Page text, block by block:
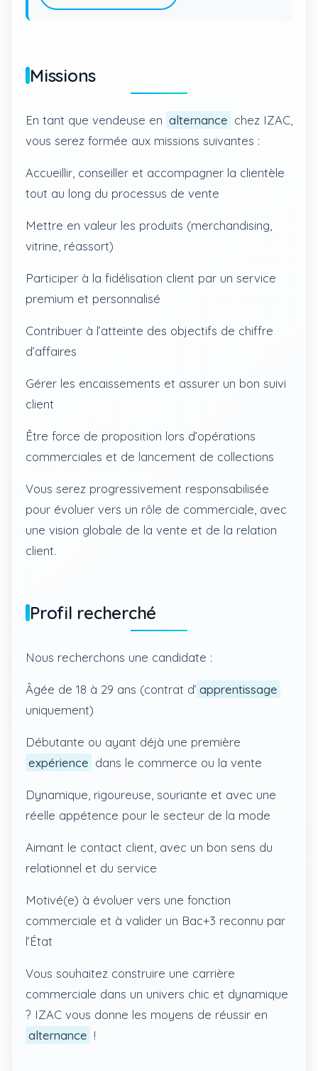
Missions
En tant que vendeuse en alternance chez IZAC,
vous serez formée aux missions suivantes :
Accueillir, conseiller et accompagner la clientèle
tout au long du processus de vente
Mettre en valeur les produits (merchandising,
vitrine, réassort)
Participer à la fidélisation client par un service
premium et personnalisé
Contribuer à l’atteinte des objectifs de chiffre
d’affaires
Gérer les encaissements et assurer un bon suivi
client
Être force de proposition lors d’opérations
commerciales et de lancement de collections
Vous serez progressivement responsabilisée
pour évoluer vers un rôle de commerciale, avec
une vision globale de la vente et de la relation
client.
Profil recherché
Nous recherchons une candidate :
Âgée de 18 à 29 ans (contrat d’ apprentissage
uniquement)
Débutante ou ayant déjà une première
expérience dans le commerce ou la vente
Dynamique, rigoureuse, souriante et avec une
réelle appétence pour le secteur de la mode
Aimant le contact client, avec un bon sens du
relationnel et du service
Motivé(e) à évoluer vers une fonction
commerciale et à valider un Bac+3 reconnu par
l’État
Vous souhaitez construire une carrière
commerciale dans un univers chic et dynamique
? IZAC vous donne les moyens de réussir en
alternance !